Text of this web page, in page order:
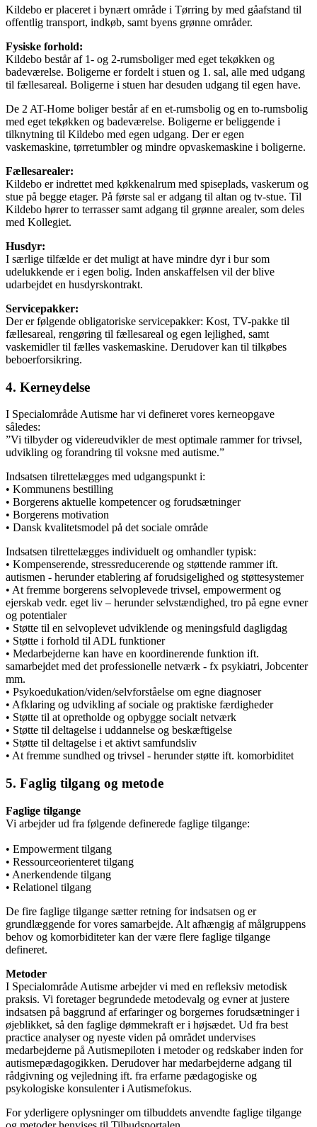
Kildebo er placeret i bynært område i Tørring by med gåafstand til
offentlig transport, indkøb, samt byens grønne områder.
Fysiske forhold:
Kildebo består af 1- og 2-rumsboliger med eget tekøkken og
badeværelse. Boligerne er fordelt i stuen og 1. sal, alle med udgang
til fællesareal. Boligerne i stuen har desuden udgang til egen have.
De 2 AT-Home boliger består af en et-rumsbolig og en to-rumsbolig
med eget tekøkken og badeværelse. Boligerne er beliggende i
tilknytning til Kildebo med egen udgang. Der er egen
vaskemaskine, tørretumbler og mindre opvaskemaskine i boligerne.
Fællesarealer:
Kildebo er indrettet med køkkenalrum med spiseplads, vaskerum og
stue på begge etager. På første sal er adgang til altan og tv-stue. Til
Kildebo hører to terrasser samt adgang til grønne arealer, som deles
med Kollegiet.
Husdyr:
I særlige tilfælde er det muligt at have mindre dyr i bur som
udelukkende er i egen bolig. Inden anskaffelsen vil der blive
udarbejdet en husdyrskontrakt.
Servicepakker:
Der er følgende obligatoriske servicepakker: Kost, TV-pakke til
fællesareal, rengøring til fællesareal og egen lejlighed, samt
vaskemidler til fælles vaskemaskine. Derudover kan til tilkøbes
beboerforsikring.
4. Kerneydelse
I Specialområde Autisme har vi defineret vores kerneopgave
således:
”Vi tilbyder og videreudvikler de mest optimale rammer for trivsel,
udvikling og forandring til voksne med autisme.”
Indsatsen tilrettelægges med udgangspunkt i:
• Kommunens bestilling
• Borgerens aktuelle kompetencer og forudsætninger
• Borgerens motivation
• Dansk kvalitetsmodel på det sociale område
Indsatsen tilrettelægges individuelt og omhandler typisk:
• Kompenserende, stressreducerende og støttende rammer ift.
autismen - herunder etablering af forudsigelighed og støttesystemer
• At fremme borgerens selvoplevede trivsel, empowerment og
ejerskab vedr. eget liv – herunder selvstændighed, tro på egne evner
og potentialer
• Støtte til en selvoplevet udviklende og meningsfuld dagligdag
• Støtte i forhold til ADL funktioner
• Medarbejderne kan have en koordinerende funktion ift.
samarbejdet med det professionelle netværk - fx psykiatri, Jobcenter
mm.
• Psykoedukation/viden/selvforståelse om egne diagnoser
• Afklaring og udvikling af sociale og praktiske færdigheder
• Støtte til at opretholde og opbygge socialt netværk
• Støtte til deltagelse i uddannelse og beskæftigelse
• Støtte til deltagelse i et aktivt samfundsliv
• At fremme sundhed og trivsel - herunder støtte ift. komorbiditet
5. Faglig tilgang og metode
Faglige tilgange
Vi arbejder ud fra følgende definerede faglige tilgange:
• Empowerment tilgang
• Ressourceorienteret tilgang
• Anerkendende tilgang
• Relationel tilgang
De fire faglige tilgange sætter retning for indsatsen og er
grundlæggende for vores samarbejde. Alt afhængig af målgruppens
behov og komorbiditeter kan der være flere faglige tilgange
defineret.
Metoder
I Specialområde Autisme arbejder vi med en refleksiv metodisk
praksis. Vi foretager begrundede metodevalg og evner at justere
indsatsen på baggrund af erfaringer og borgernes forudsætninger i
øjeblikket, så den faglige dømmekraft er i højsædet. Ud fra best
practice analyser og nyeste viden på området undervises
medarbejderne på Autismepiloten i metoder og redskaber inden for
autismepædagogikken. Derudover har medarbejderne adgang til
rådgivning og vejledning ift. fra erfarne pædagogiske og
psykologiske konsulenter i Autismefokus.
For yderligere oplysninger om tilbuddets anvendte faglige tilgange